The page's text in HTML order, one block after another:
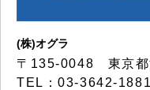
(株)オグラ
〒135-0048 東京都
TEL：03-3642-